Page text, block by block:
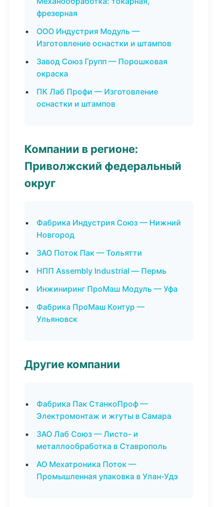
фрезерная
ООО Индустрия Модуль —
Изготовление оснастки и штампов
Завод Союз Групп — Порошковая
окраска
ПК Лаб Профи — Изготовление
оснастки и штампов
Компании в регионе:
Приволжский федеральный
округ
Фабрика Индустрия Союз — Нижний
Новгород
ЗАО Поток Пак — Тольятти
НПП Assembly Industrial — Пермь
Инжиниринг ПроМаш Модуль — Уфа
Фабрика ПроМаш Контур —
Ульяновск
Другие компании
Фабрика Пак СтанкоПроф —
Электромонтаж и жгуты в Самара
ЗАО Лаб Союз — Листо- и
металлообработка в Ставрополь
АО Мехатроника Поток —
Промышленная упаковка в Улан-Удэ